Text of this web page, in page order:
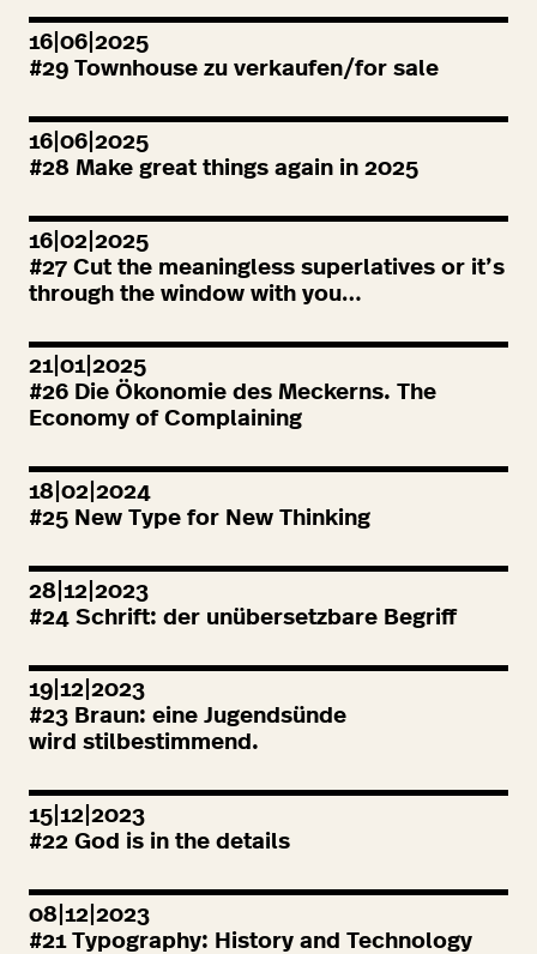
16|06|2025
#29 Townhouse zu verkaufen/for sale
16|06|2025
#28 Make great things again in 2025
16|02|2025
#27 Cut the meaningless superlatives or it’s
through the window with you…
21|01|2025
#26 Die Ökonomie des Meckerns. The
Economy of Complaining
18|02|2024
#25 New Type for New Thinking
28|12|2023
#24 Schrift: der unübersetzbare Begriff
19|12|2023
#23 Braun: eine Jugendsünde
wird stilbestimmend.
15|12|2023
#22 God is in the details
08|12|2023
#21Typography: History and Technology